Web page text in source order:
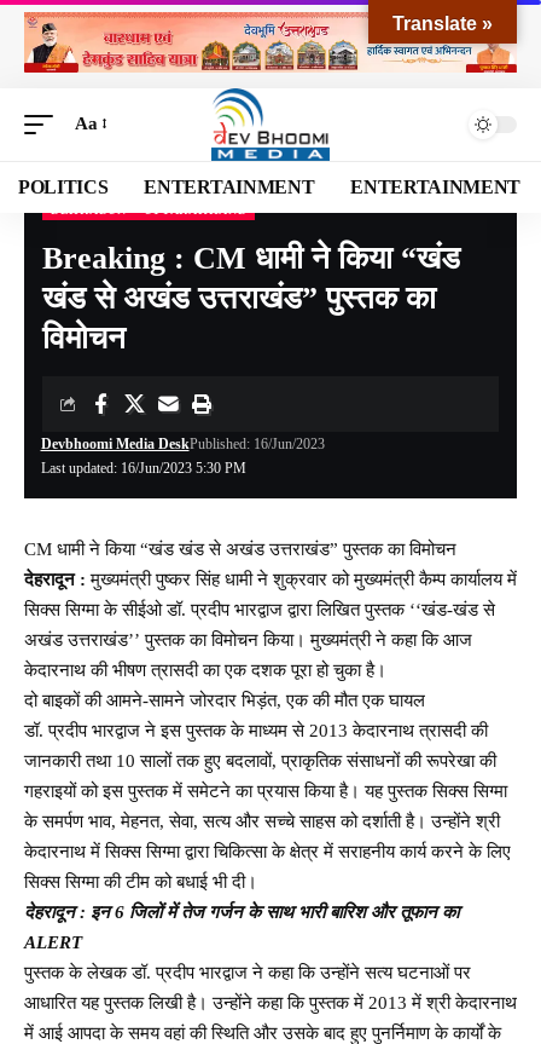
Aa
POLITICS ENTERTAINMENT ENTERTAINMENT
Devbhoomi Media >NATIONAL>UTTARAKHAND>DEHRADUN
Breaking : CM धामी ने किया “खंड
खंड से अखंड उत्तराखंड” पुस्तक का
विमोचन
Last updated: 16/Jun/2023 5:30 PM
Devbhoomi Media DeskPublished: 16/Jun/2023
CM धामी ने किया “खंड खंड से अखंड उत्तराखंड” पुस्तक का विमोचन
देहरादून :मुख्यमंत्री पुष्कर सिंह धामी ने शुक्रवार को मुख्यमंत्री कैम्प कार्यालय में
सिक्स सिग्मा के सीईओ डॉ. प्रदीप भारद्वाज द्वारा लिखित पुस्तक ‘‘खंड-खंड से
अखंड उत्तराखंड’’ पुस्तक का विमोचन किया। मुख्यमंत्री ने कहा कि आज
केदारनाथ की भीषण त्रासदी का एक दशक पूरा हो चुका है।
दो बाइकों की आमने-सामने जोरदार भिड़ंत, एक की मौत एक घायल
डॉ. प्रदीप भारद्वाज ने इस पुस्तक के माध्यम से 2013 केदारनाथ त्रासदी की
जानकारी तथा 10 सालों तक हुए बदलावों, प्राकृतिक संसाधनों की रूपरेखा की
गहराइयों को इस पुस्तक में समेटने का प्रयास किया है। यह पुस्तक सिक्स सिग्मा
के समर्पण भाव, मेहनत, सेवा, सत्य और सच्चे साहस को दर्शाती है। उन्होंने श्री
केदारनाथ में सिक्स सिग्मा द्वारा चिकित्सा के क्षेत्र में सराहनीय कार्य करने के लिए
सिक्स सिग्मा की टीम को बधाई भी दी।
देहरादून : इन 6 जिलों में तेज गर्जन के साथ भारी बारिश और तूफान का
ALERT
पुस्तक के लेखक डॉ. प्रदीप भारद्वाज ने कहा कि उन्होंने सत्य घटनाओं पर
आधारित यह पुस्तक लिखी है। उन्होंने कहा कि पुस्तक में 2013 में श्री केदारनाथ
में आई आपदा के समय वहां की स्थिति और उसके बाद हुए पुनर्निमाण के कार्यों के
Translate »